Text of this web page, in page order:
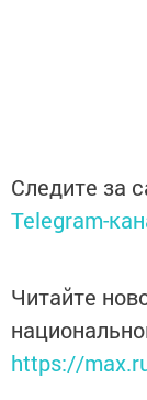
Следите за
Telegram-
Читайте
https://